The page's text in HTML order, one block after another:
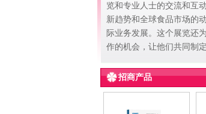
览和专业人士的交流和互
新趋势和全球食品市场的
际业务发展。这个展览还
作的机会，让他们共同制定
招商产品